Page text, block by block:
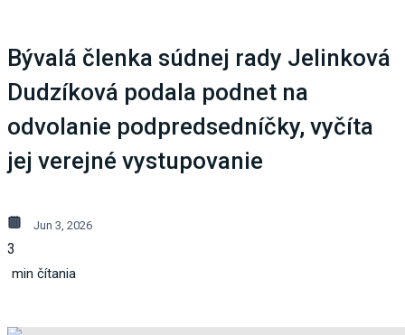
Bývalá členka súdnej rady Jelinková
Dudzíková podala podnet na
odvolanie podpredsedníčky, vyčíta
jej verejné vystupovanie
Jun 3, 2026
3
min čítania